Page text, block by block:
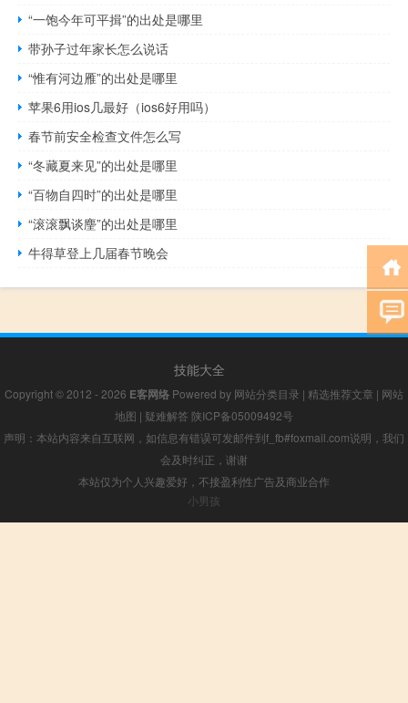
“一饱今年可平揖”的出处是哪里
带孙子过年家长怎么说话
“惟有河边雁”的出处是哪里
苹果6用ios几最好（ios6好用吗）
春节前安全检查文件怎么写
“冬藏夏来见”的出处是哪里
“百物自四时”的出处是哪里
“滚滚飘谈麈”的出处是哪里
牛得草登上几届春节晚会
技能大全
Copyright © 2012 - 2026 E客网络 Powered by 网站分类目录 | 精选推荐文章 | 网站
地图 | 疑难解答 陕ICP备05009492号
声明：本站内容来自互联网，如信息有错误可发邮件到f_fb#foxmail.com说明，我们
会及时纠正，谢谢
本站仅为个人兴趣爱好，不接盈利性广告及商业合作
小男孩